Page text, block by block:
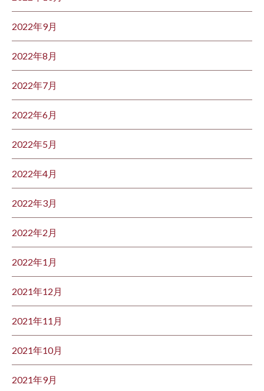
2022年9月
2022年8月
2022年7月
2022年6月
2022年5月
2022年4月
2022年3月
2022年2月
2022年1月
2021年12月
2021年11月
2021年10月
2021年9月